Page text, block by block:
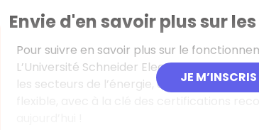
JE
Envie d'en savoir plus sur
Pour suivre en savoir plus sur le
L’Université Schneider Electric propose
les secteurs de l’énergie, de l’industrie et